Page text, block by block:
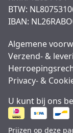
BTW:
IBAN:
Algemene
Verzend- &
Privacy- &
U kunt bij ons
Prijzen op deze